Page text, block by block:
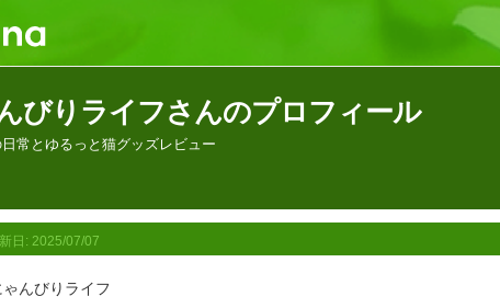
びりライフさんのプロフィール
常とゆるっと猫グッズレビュー
日: 2025/07/07
ゃんびりライフ